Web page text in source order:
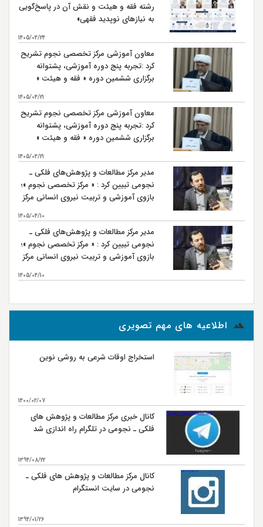
رشته فقه و هیئت و نقش آن در پاسخ‌گویی
به نیازهای نوپدید فقهی»
1405/04/24
معاون آموزشی مرکز تخصصی نجوم تشریح
کرد :تجربه پنج دوره آموزشی، پشتوانه
برگزاری ششمین دوره « فقه و هیئت »
1405/04/21
معاون آموزشی مرکز تخصصی نجوم تشریح
کرد :تجربه پنج دوره آموزشی، پشتوانه
برگزاری ششمین دوره « فقه و هیئت »
1405/04/21
مدیر مرکز مطالعات و پژوهش‌های فلکی ـ
نجومی تبیین کرد : « مرکز تخصصی نجوم »؛
بازوی آموزشی و تربیت نیروی انسانی مرکز
1405/04/10
مدیر مرکز مطالعات و پژوهش‌های فلکی ـ
نجومی تبیین کرد : « مرکز تخصصی نجوم »؛
بازوی آموزشی و تربیت نیروی انسانی مرکز
1405/04/10
اطلاعیه های مهم تصویری
استخراج اوقات شرعی به روشی نوین
1400/02/07
کانال خبری مرکز مطالعات و پژوهش های
فلکی ـ نجومی در تلگرام راه اندازی شد
1394/08/22
کانال مرکز مطالعات و پژوهش های فلکی ـ
نجومی در سایت انستگرام
1394/01/26